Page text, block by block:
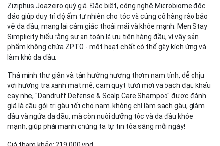
Ziziphus Joazeiro quý giá. Đặc biệt, công nghệ Microbiome độc
đáo giúp duy trì độ ẩm tự nhiên cho tóc và củng cố hàng rào bảo
vệ da đầu, mang lại cảm giác thoải mái và khỏe mạnh. Men Stay
Simplicity hiểu rằng sự an toàn là ưu tiên hàng đầu, vì vậy sản
phẩm không chứa ZPTO - một hoạt chất có thể gây kích ứng và
làm khô da đầu.
Thả mình thư giãn và tận hưởng hương thơm nam tính, dễ chịu
với hương trà xanh mát mẻ, cam quýt tươi mới và bạch đậu khấu
cay nhẹ, "Dandruff Defense & Scalp Care Shampoo" được đánh
giá là dầu gội trị gàu tốt cho nam, không chỉ làm sạch gàu, giảm
dầu và ngứa da đầu, mà còn nuôi dưỡng tóc và da đầu khỏe
mạnh, giúp phái mạnh chúng ta tự tin tỏa sáng mỗi ngày!